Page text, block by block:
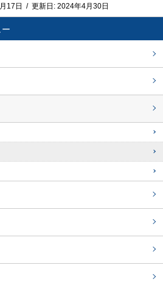
17日 / 更新日: 2024年4月30日